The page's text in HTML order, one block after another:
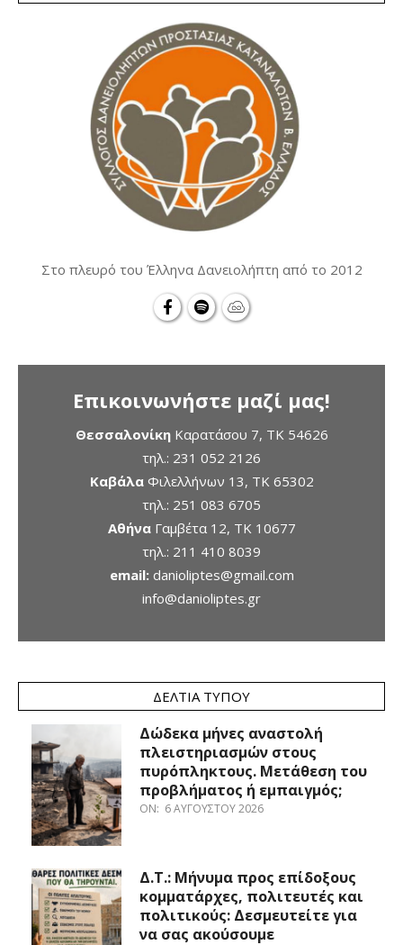
Στο πλευρό του Έλληνα Δανειολήπτη από το 2012
Επικοινωνήστε μαζί μας!
ΘεσσαλονίκηΚαρατάσου 7, TK 54626
τηλ.: 231 052 2126
ΚαβάλαΦιλελλήνων 13, ΤΚ 65302
τηλ.: 251 083 6705
ΑθήναΓαμβέτα 12, ΤΚ 10677
τηλ.: 211 410 8039
email: danioliptes@gmail.com
info@danioliptes.gr
ΔΕΛΤΊΑ ΤΎΠΟΥ
Δώδεκα μήνες αναστολή
πλειστηριασμών στους
πυρόπληκτους. Μετάθεση του
προβλήματος ή εμπαιγμός;
ON: 6 ΑΥΓΟΎΣΤΟΥ 2026
Δ.Τ.: Μήνυμα προς επίδοξους
κομματάρχες, πολιτευτές και
πολιτικούς: Δεσμευτείτε για
να σας ακούσουμε